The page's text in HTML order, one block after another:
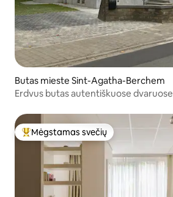
Butas mieste Sint-Agatha-Berchem
Erdvus butas autentiškuose dvaruose
Svečių mėgstamiausias
Mėgstamas svečių